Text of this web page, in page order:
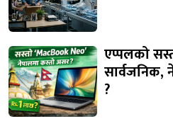
एप्पलको
सार्वजनिक,
?